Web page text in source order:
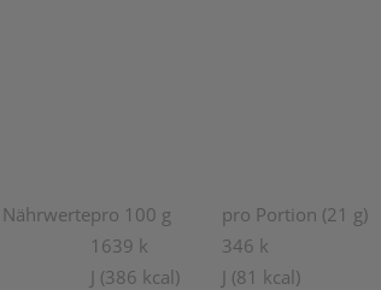
pro 100 g
pro Portion (21 g)
1639 k
J (386 kcal)
346 k
J (81 kcal)